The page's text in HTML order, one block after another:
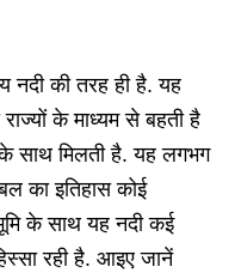
नदी की तरह ही है. यह
के माध्यम से बहती है
साथ मिलती है. यह लगभग
का इतिहास कोई
के साथ यह नदी कई
रही है. आइए जानें